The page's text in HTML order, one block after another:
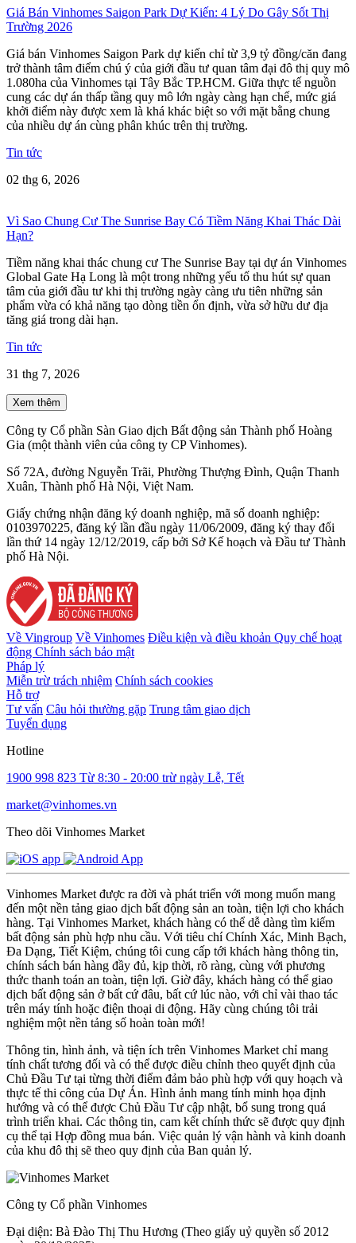
Giá Bán Vinhomes Saigon Park Dự Kiến: 4 Lý Do Gây Sốt Thị
Trường 2026
Giá bán Vinhomes Saigon Park dự kiến chỉ từ 3,9 tỷ đồng/căn đang
trở thành tâm điểm chú ý của giới đầu tư quan tâm đại đô thị quy mô
1.080ha của Vinhomes tại Tây Bắc TP.HCM. Giữa thực tế nguồn
cung các dự án thấp tầng quy mô lớn ngày càng hạn chế, mức giá
khởi điểm này được xem là khá khác biệt so với mặt bằng chung
của nhiều dự án cùng phân khúc trên thị trường.
Tin tức
02 thg 6, 2026
Vì Sao Chung Cư The Sunrise Bay Có Tiềm Năng Khai Thác Dài
Hạn?
Tiềm năng khai thác chung cư The Sunrise Bay tại dự án Vinhomes
Global Gate Hạ Long là một trong những yếu tố thu hút sự quan
tâm của giới đầu tư khi thị trường ngày càng ưu tiên những sản
phẩm vừa có khả năng tạo dòng tiền ổn định, vừa sở hữu dư địa
tăng giá trong dài hạn.
Tin tức
31 thg 7, 2026
Xem thêm
Công ty Cổ phần Sàn Giao dịch Bất động sản Thành phố Hoàng
Gia (một thành viên của công ty CP Vinhomes).
Số 72A, đường Nguyễn Trãi, Phường Thượng Đình, Quận Thanh
Xuân, Thành phố Hà Nội, Việt Nam.
Giấy chứng nhận đăng ký doanh nghiệp, mã số doanh nghiệp:
0103970225, đăng ký lần đầu ngày 11/06/2009, đăng ký thay đổi
lần thứ 14 ngày 12/12/2019, cấp bởi Sở Kế hoạch và Đầu tư Thành
phố Hà Nội.
Về Vingroup Về Vinhomes Điều kiện và điều khoản Quy chế hoạt
động Chính sách bảo mật
Pháp lý
Miễn trừ trách nhiệm Chính sách cookies
Hỗ trợ
Tư vấn Câu hỏi thường gặp Trung tâm giao dịch
Tuyển dụng
Hotline
1900 998 823 Từ 8:30 - 20:00 trừ ngày Lễ, Tết
market@vinhomes.vn
Theo dõi Vinhomes Market
Vinhomes Market được ra đời và phát triển với mong muốn mang
đến một nền tảng giao dịch bất động sản an toàn, tiện lợi cho khách
hàng. Tại Vinhomes Market, khách hàng có thể dễ dàng tìm kiếm
bất động sản phù hợp nhu cầu. Với tiêu chí Chính Xác, Minh Bạch,
Đa Dạng, Tiết Kiệm, chúng tôi cung cấp tới khách hàng thông tin,
chính sách bán hàng đầy đủ, kịp thời, rõ ràng, cùng với phương
thức thanh toán an toàn, tiện lợi. Giờ đây, khách hàng có thể giao
dịch bất động sản ở bất cứ đâu, bất cứ lúc nào, với chỉ vài thao tác
trên máy tính hoặc điện thoại di động. Hãy cùng chúng tôi trải
nghiệm một nền tảng số hoàn toàn mới!
Thông tin, hình ảnh, và tiện ích trên Vinhomes Market chỉ mang
tính chất tương đối và có thể được điều chỉnh theo quyết định của
Chủ Đầu Tư tại từng thời điểm đảm bảo phù hợp với quy hoạch và
thực tế thi công của Dự Án. Hình ảnh mang tính minh họa định
hướng và có thể được Chủ Đầu Tư cập nhật, bổ sung trong quá
trình triển khai. Các thông tin, cam kết chính thức sẽ được quy định
cụ thể tại Hợp đồng mua bán. Việc quản lý vận hành và kinh doanh
của khu đô thị sẽ theo quy định của Ban quản lý.
Công ty Cổ phần Vinhomes
Đại diện: Bà Đào Thị Thu Hương (Theo giấy uỷ quyền số 2012